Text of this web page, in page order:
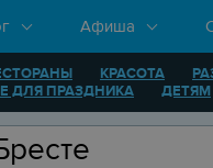
Афиша
КРАСОТА
ДЛЯ ПРАЗДНИКА ДЕТЯМ